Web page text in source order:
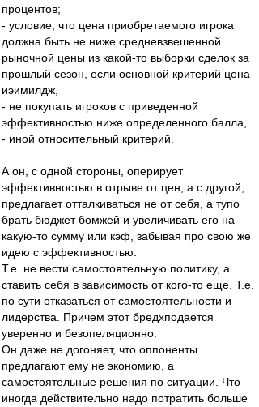
процентов;
- условие, что цена приобретаемого игрока
должна быть не ниже средневзвешенной
рыночной цены из какой-то выборки сделок за
прошлый сезон, если основной критерий цена
иэимилдж,
- не покупать игроков с приведенной
эффективностью ниже определенного балла,
- иной относительный критерий.
А он, с одной стороны, оперирует
эффективностью в отрыве от цен, а с другой,
предлагает отталкиваться не от себя, а тупо
брать бюджет бомжей и увеличивать его на
какую-то сумму или кэф, забывая про свою же
идею с эффективностью.
Т.е. не вести самостоятельную политику, а
ставить себя в зависимость от кого-то еще. Т.е.
по сути отказаться от самостоятельности и
лидерства. Причем этот бредхподается
уверенно и безопеляционно.
Он даже не догоняет, что оппоненты
предлагают ему не экономию, а
самостоятельные решения по ситуации. Что
иногда действительно надо потратить больше